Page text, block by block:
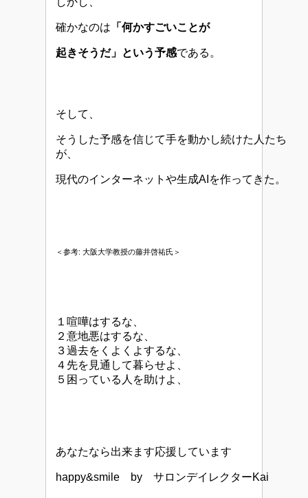
確かなのは 「何かすごいことが
起きそうだ」という予感である。
そして、
そうした予感を信じて手を動かし続けた人たち
が、
現代のインターネットや生成AIを作ってきた。
＜参考: 大阪大学教授の藤井啓祐氏＞
１喧嘩はするな、
２意地悪はするな、
３過去をくよくよするな、
４先を見通して暮らせよ、
５困っている人を助けよ、
あなたなら出来ます応援しています
happy&smile by サロンデイレクターKai